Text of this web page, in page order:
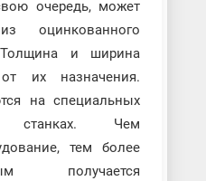
очередь, может
оцинкованного
Толщина и ширина
их назначения.
на специальных
станках. Чем
тем более
получается